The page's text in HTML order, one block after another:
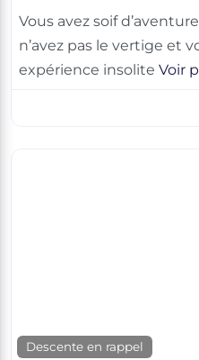
Vous avez soif
n’avez pas le vertige et
expérience insolite Voir
Descente en rappel